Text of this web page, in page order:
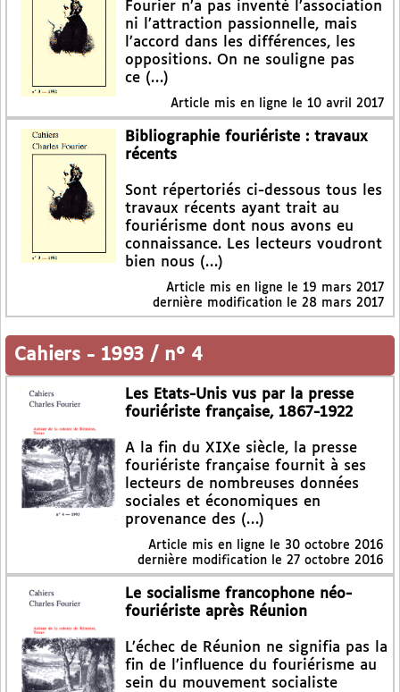
Fourier n’a pas inventé l’association
ni l’attraction passionnelle, mais
l’accord dans les différences, les
oppositions. On ne souligne pas
ce (…)
Article mis en ligne le 10 avril 2017
Bibliographie fouriériste : travaux
récents
Sont répertoriés ci-dessous tous les
travaux récents ayant trait au
fouriérisme dont nous avons eu
connaissance. Les lecteurs voudront
bien nous (…)
Article mis en ligne le 19 mars 2017
dernière modification le 28 mars 2017
Cahiers - 1993 / n° 4
Les Etats-Unis vus par la presse
fouriériste française, 1867-1922
A la fin du XIXe siècle, la presse
fouriériste française fournit à ses
lecteurs de nombreuses données
sociales et économiques en
provenance des (…)
Article mis en ligne le 30 octobre 2016
dernière modification le 27 octobre 2016
Le socialisme francophone néo-
fouriériste après Réunion
L’échec de Réunion ne signifia pas la
fin de l’influence du fouriérisme au
sein du mouvement socialiste